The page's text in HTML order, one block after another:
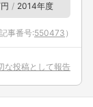
2014年度
記事番号:550473 ）
な投稿として報告